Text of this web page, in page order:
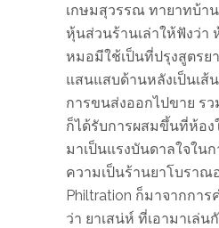
เกษมสุวรรณ ทายาทบ้า
หุ้นส่วนร้านเล่าให้ฟังว่า
หมอมีใช้เป็นที่ปรุงสูตรย
แสนแสบด้านหลังเป็นเส้
การขนส่งออกไปขาย ร
ก็ได้รับการผสมขึ้นที่ห้อง
มาเป็นแรงบันดาลใจใน
ความเป็นร้านยาโบราณ
Philtration ก็มาจากการ
ว่า ยาเสน่ห์ ที่เอามาเล่